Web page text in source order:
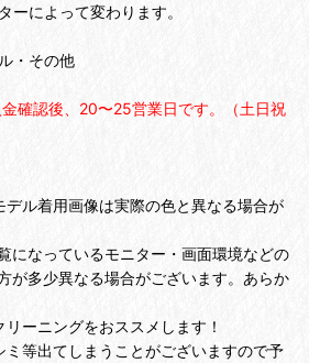
によって変わります。
・その他
金確認後、20〜25営業日です。（土日祝
ル着用画像は実際の色と異なる場合が
になっているモニター・画面環境などの
が多少異なる場合がございます。あらか
ーニングをおススメします！
等出てしまうことがございますので予